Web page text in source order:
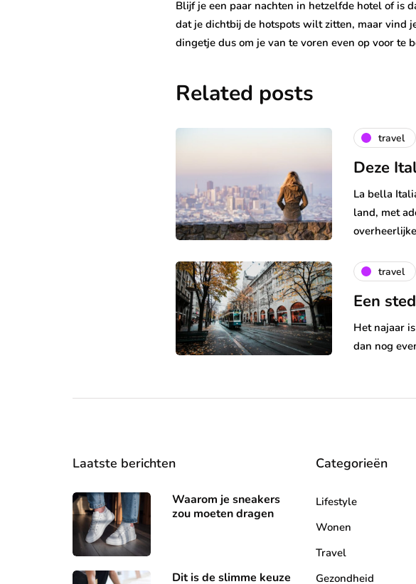
Blijf je een paar nachten in hetzelfde hotel of is
dat je dichtbij de hotspots wilt zitten, maar vind
dingetje dus om je van te voren even op voor te
Related posts
travel
Deze
La bella
land, met
travel
Een
Het najaar
dan nog
Laatste berichten
Waarom je sneakers
zou moeten dragen
Dit is de slimme keuze
Categorieën
Lifestyle
Wonen
Travel
Gezondheid